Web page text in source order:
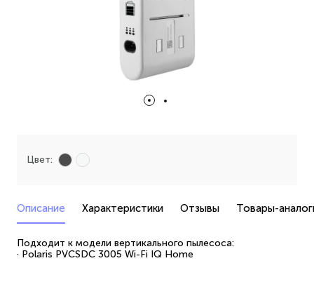
Цвет:
Описание Характеристики Отзывы Товары-
Подходит к модели вертикального пылесоса:
· Polaris PVCSDC 3005 Wi-Fi IQ Home